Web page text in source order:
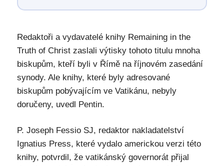
Redaktoři a vydavatelé knihy Remaining in the
Truth of Christ zaslali výtisky tohoto titulu mnoha
biskupům, kteří byli v Římě na říjnovém zasedání
synody. Ale knihy, které byly adresované
biskupům pobývajícím ve Vatikánu, nebyly
doručeny, uvedl Pentin.
P. Joseph Fessio SJ, redaktor nakladatelství
Ignatius Press, které vydalo americkou verzi této
knihy, potvrdil, že vatikánský governorát přijal